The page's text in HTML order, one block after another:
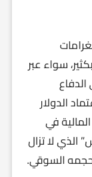
سواء عبر
الدولار
في
الذي لا تزال
السوقي.